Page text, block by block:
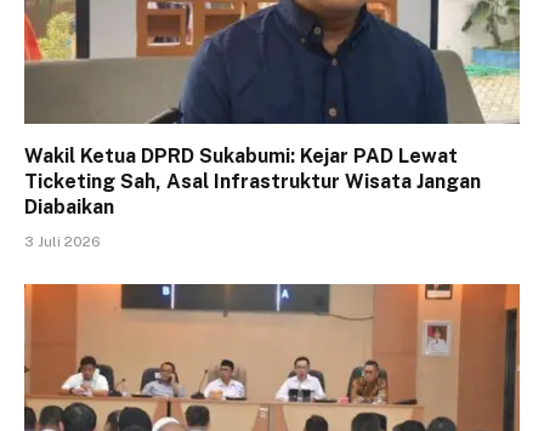
Wakil Ketua DPRD Sukabumi: Kejar PAD Lewat
Ticketing Sah, Asal Infrastruktur Wisata Jangan
Diabaikan
3 Juli 2026